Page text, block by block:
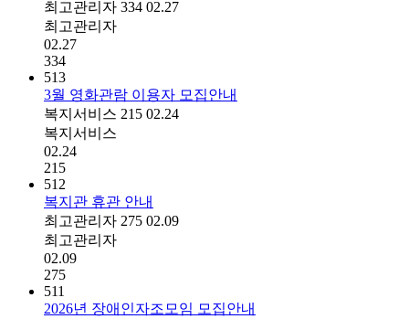
최고관리자 334 02.27
최고관리자
02.27
334
513
3월 영화관람 이용자 모집안내
복지서비스 215 02.24
복지서비스
02.24
215
512
복지관 휴관 안내
최고관리자 275 02.09
최고관리자
02.09
275
511
2026년 장애인자조모임 모집안내